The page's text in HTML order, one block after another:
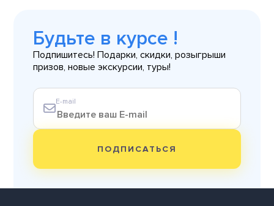
Будьте в курсе !
Подпишитесь! Подарки, скидки, розыгрыши
призов, новые экскурсии, туры!
E-mail
ПОДПИСАТЬСЯ